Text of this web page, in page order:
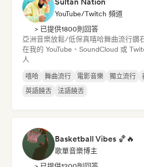
YouTube/Twitch 頻道
> 已提供1800則回答
亞洲音樂放鬆/低保真嘻哈舞曲流行鑽
在我的 YouTube、SoundCloud 或
人
嘻哈 舞曲流行 電影音樂 獨立流行
英語饒舌
法語饒舌
Basketball Vibes 🏀🔥
歌單音樂博主